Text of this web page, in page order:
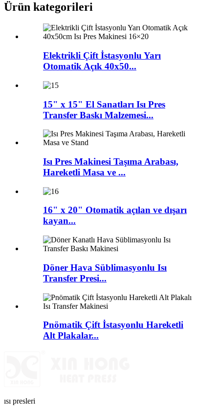
Ürün kategorileri
Elektrikli Çift İstasyonlu Yarı
Otomatik Açık 40x50...
15" x 15" El Sanatları Isı Pres
Transfer Baskı Malzemesi...
Isı Pres Makinesi Taşıma Arabası,
Hareketli Masa ve ...
16" x 20" Otomatik açılan ve dışarı
kayan...
Döner Hava Süblimasyonlu Isı
Transfer Presi...
Pnömatik Çift İstasyonlu Hareketli
Alt Plakalar...
ısı presleri